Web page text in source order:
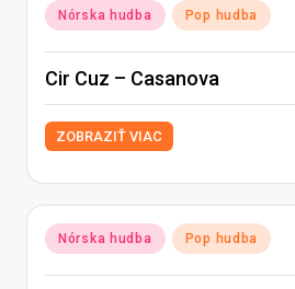
Posted
in
Nórska hudba Pop hudba
Cir Cuz – Casanova
ZOBRAZIŤ VIAC
Posted
in
Nórska hudba Pop hudba